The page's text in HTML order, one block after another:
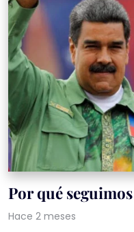
Por qué
Hace 2 meses